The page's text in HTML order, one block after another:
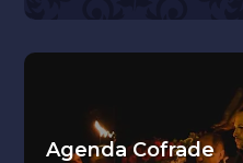
Agenda Cofrade